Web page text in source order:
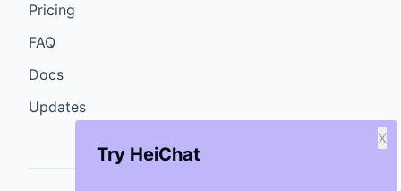
Try HeiChat
X
Pricing
FAQ
Docs
Updates